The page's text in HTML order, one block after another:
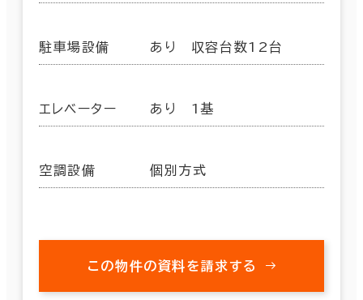
駐車場設備 あり 収容台数12台
エレベーター あり 1基
空調設備 個別方式
この物件の資料を請求する